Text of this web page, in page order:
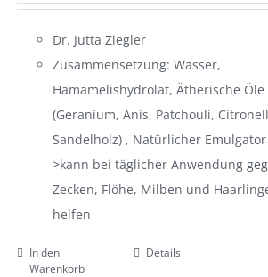
Dr. Jutta Ziegler
Zusammensetzung: Wasser,
Hamamelishydrolat, Ätherische Öle
(Geranium, Anis, Patchouli,
Sandelholz) , Natürlicher Emulgator
>kann bei täglicher Anwendung
Zecken, Flöhe, Milben und
helfen
In den
Warenkorb
Details